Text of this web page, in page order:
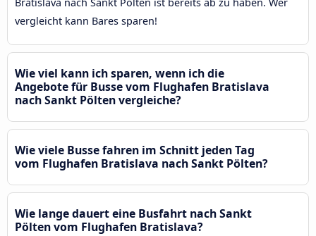
Bratislava nach Sankt Pölten ist bereits ab zu haben. Wer
vergleicht kann Bares sparen!
Wie viel kann ich sparen, wenn ich die
Angebote für Busse vom Flughafen Bratislava
nach Sankt Pölten vergleiche?
Wie viele Busse fahren im Schnitt jeden Tag
vom Flughafen Bratislava nach Sankt Pölten?
Wie lange dauert eine Busfahrt nach Sankt
Pölten vom Flughafen Bratislava?